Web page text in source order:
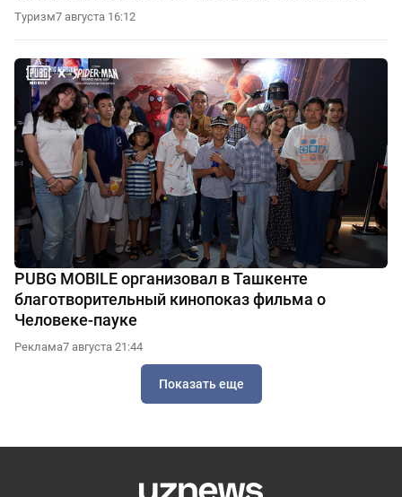
Туризм7 августа 16:12
PUBG MOBILE организовал в Ташкенте
благотворительный кинопоказ фильма о
Человеке-пауке
Реклама7 августа 21:44
Показать еще